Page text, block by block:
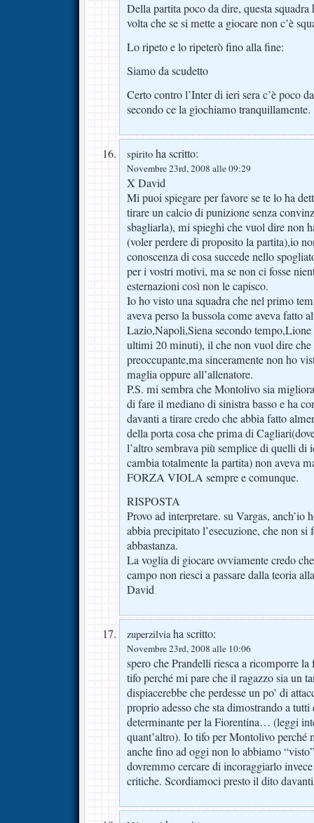
Della partita poco da dire, questa
volta che se si mette a giocare non c’è
Lo ripeto e lo ripeterò fino alla fine:
Siamo da scudetto
Certo contro l’Inter di ieri sera c’è poco
secondo ce la giochiamo tranquillamente.
spirito ha scritto:
Novembre 23rd, 2008 alle 09:29
X David
Mi puoi spiegare per favore se te lo ha
tirare un calcio di punizione senza
sbagliarla), mi spieghi che vuol dire non
(voler perdere di proposito la partita),io
conoscenza di cosa succede nello
per i vostri motivi, ma se non ci fosse
esternazioni così non le capisco.
Io ho visto una squadra che nel primo
aveva perso la bussola come aveva fatto
Lazio,Napoli,Siena secondo
ultimi 20 minuti), il che non vuol dire che
preoccupante,ma sinceramente non ho
maglia oppure all’allenatore.
P.S. mi sembra che Montolivo sia
di fare il mediano di sinistra basso e ha
davanti a tirare credo che abbia fatto
della porta cosa che prima di
l’altro sembrava più semplice di quelli di
cambia totalmente la partita) non aveva
FORZA VIOLA sempre e comunque.
RISPOSTA
Provo ad interpretare. su Vargas, anch’io
abbia precipitato l’esecuzione, che non si
abbastanza.
La voglia di giocare ovviamente credo
campo non riesci a passare dalla teoria
David
zuperzilviaha scritto:
Novembre 23rd, 2008 alle 10:06
spero che Prandelli riesca a ricomporre
tifo perché mi pare che il ragazzo sia un
dispiacerebbe che perdesse un po’ di
proprio adesso che sta dimostrando a tutti
determinante per la Fiorentina… (leggi
quant’altro). Io tifo per Montolivo perché
anche fino ad oggi non lo abbiamo
dovremmo cercare di incoraggiarlo
critiche. Scordiamoci presto il dito